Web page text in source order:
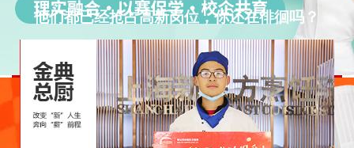
大厨精英 上海迪士尼 40 16 立即预约
立即预约
他们都已经抢占高新岗位，你还在徘徊吗？